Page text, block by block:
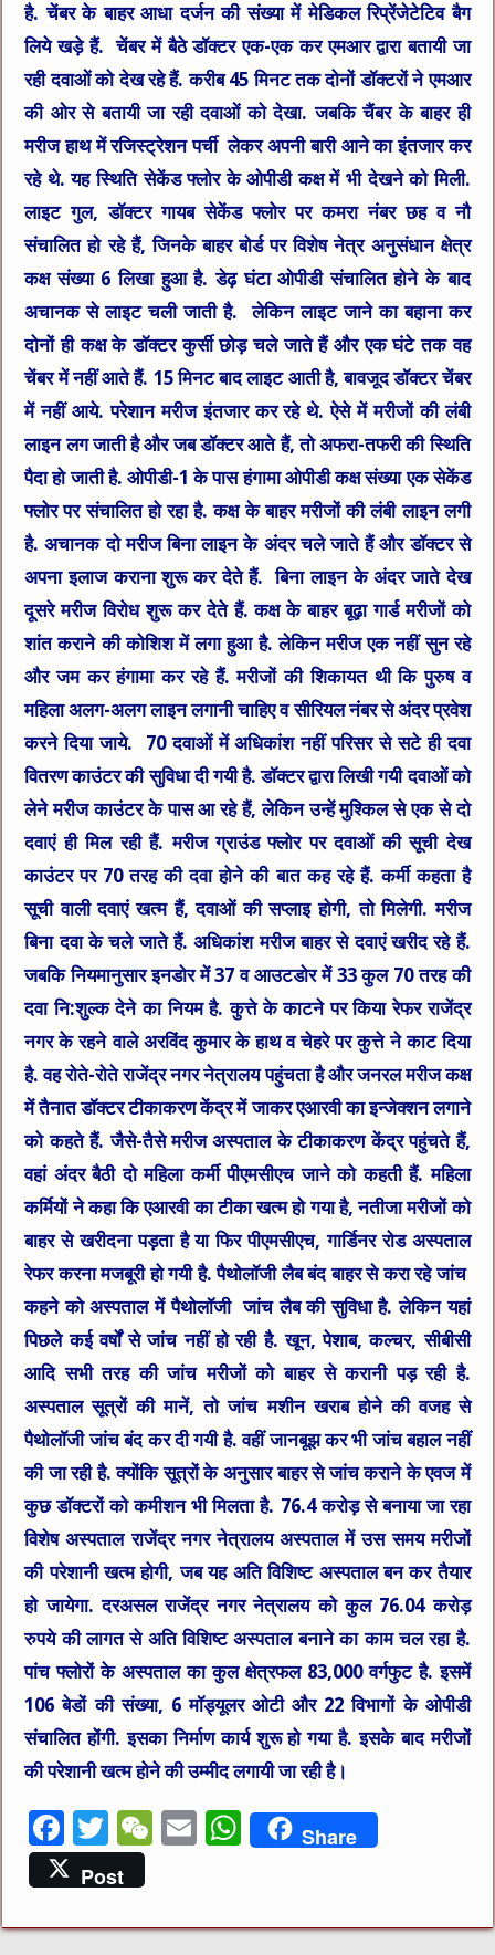
है. चेंबर के बाहर आधा दर्जन की संख्या में मेडिकल रिप्रेंजेटेटिव बैग
लिये खड़े हैं. चेंबर में बैठे डॉक्टर एक-एक कर एमआर द्वारा बतायी जा
रही दवाओं को देख रहे हैं. करीब 45 मिनट तक दोनों डॉक्टरों ने एमआर
की ओर से बतायी जा रही दवाओं को देखा. जबकि चैंबर के बाहर ही
मरीज हाथ में रजिस्ट्रेशन पर्ची लेकर अपनी बारी आने का इंतजार कर
रहे थे. यह स्थिति सेकेंड फ्लोर के ओपीडी कक्ष में भी देखने को मिली.
लाइट गुल, डॉक्टर गायब सेकेंड फ्लोर पर कमरा नंबर छह व नौ
संचालित हो रहे हैं, जिनके बाहर बोर्ड पर विशेष नेत्र अनुसंधान क्षेत्र
कक्ष संख्या 6 लिखा हुआ है. डेढ़ घंटा ओपीडी संचालित होने के बाद
अचानक से लाइट चली जाती है. लेकिन लाइट जाने का बहाना कर
दोनों ही कक्ष के डॉक्टर कुर्सी छोड़ चले जाते हैं और एक घंटे तक वह
चेंबर में नहीं आते हैं. 15 मिनट बाद लाइट आती है, बावजूद डॉक्टर चेंबर
में नहीं आये. परेशान मरीज इंतजार कर रहे थे. ऐसे में मरीजों की लंबी
लाइन लग जाती है और जब डॉक्टर आते हैं, तो अफरा-तफरी की स्थिति
पैदा हो जाती है. ओपीडी-1 के पास हंगामा ओपीडी कक्ष संख्या एक सेकेंड
फ्लोर पर संचालित हो रहा है. कक्ष के बाहर मरीजों की लंबी लाइन लगी
है. अचानक दो मरीज बिना लाइन के अंदर चले जाते हैं और डॉक्टर से
अपना इलाज कराना शुरू कर देते हैं. बिना लाइन के अंदर जाते देख
दूसरे मरीज विरोध शुरू कर देते हैं. कक्ष के बाहर बूढ़ा गार्ड मरीजों को
शांत कराने की कोशिश में लगा हुआ है. लेकिन मरीज एक नहीं सुन रहे
और जम कर हंगामा कर रहे हैं. मरीजों की शिकायत थी कि पुरुष व
महिला अलग-अलग लाइन लगानी चाहिए व सीरियल नंबर से अंदर प्रवेश
करने दिया जाये. 70 दवाओं में अधिकांश नहीं परिसर से सटे ही दवा
वितरण काउंटर की सुविधा दी गयी है. डॉक्टर द्वारा लिखी गयी दवाओं को
लेने मरीज काउंटर के पास आ रहे हैं, लेकिन उन्हें मुश्किल से एक से दो
दवाएं ही मिल रही हैं. मरीज ग्राउंड फ्लोर पर दवाओं की सूची देख
काउंटर पर 70 तरह की दवा होने की बात कह रहे हैं. कर्मी कहता है
सूची वाली दवाएं खत्म हैं, दवाओं की सप्लाइ होगी, तो मिलेगी. मरीज
बिना दवा के चले जाते हैं. अधिकांश मरीज बाहर से दवाएं खरीद रहे हैं.
जबकि नियमानुसार इनडोर में 37 व आउटडोर में 33 कुल 70 तरह की
दवा नि:शुल्क देने का नियम है. कुत्ते के काटने पर किया रेफर राजेंद्र
नगर के रहने वाले अरविंद कुमार के हाथ व चेहरे पर कुत्ते ने काट दिया
है. वह रोते-रोते राजेंद्र नगर नेत्रालय पहुंचता है और जनरल मरीज कक्ष
में तैनात डॉक्टर टीकाकरण केंद्र में जाकर एआरवी का इन्जेक्शन लगाने
को कहते हैं. जैसे-तैसे मरीज अस्पताल के टीकाकरण केंद्र पहुंचते हैं,
वहां अंदर बैठी दो महिला कर्मी पीएमसीएच जाने को कहती हैं. महिला
कर्मियों ने कहा कि एआरवी का टीका खत्म हो गया है, नतीजा मरीजों को
बाहर से खरीदना पड़ता है या फिर पीएमसीएच, गार्डिनर रोड अस्पताल
रेफर करना मजबूरी हो गयी है. पैथोलॉजी लैब बंद बाहर से करा रहे जांच
कहने को अस्पताल में पैथोलॉजी जांच लैब की सुविधा है. लेकिन यहां
पिछले कई वर्षों से जांच नहीं हो रही है. खून, पेशाब, कल्चर, सीबीसी
आदि सभी तरह की जांच मरीजों को बाहर से करानी पड़ रही है.
अस्पताल सूत्रों की मानें, तो जांच मशीन खराब होने की वजह से
पैथोलॉजी जांच बंद कर दी गयी है. वहीं जानबूझ कर भी जांच बहाल नहीं
की जा रही है. क्योंकि सूत्रों के अनुसार बाहर से जांच कराने के एवज में
कुछ डॉक्टरों को कमीशन भी मिलता है. 76.4 करोड़ से बनाया जा रहा
विशेष अस्पताल राजेंद्र नगर नेत्रालय अस्पताल में उस समय मरीजों
की परेशानी खत्म होगी, जब यह अति विशिष्ट अस्पताल बन कर तैयार
हो जायेगा. दरअसल राजेंद्र नगर नेत्रालय को कुल 76.04 करोड़
रुपये की लागत से अति विशिष्ट अस्पताल बनाने का काम चल रहा है.
पांच फ्लोरों के अस्पताल का कुल क्षेत्रफल 83,000 वर्गफुट है. इसमें
106 बेडों की संख्या, 6 मॉड्यूलर ओटी और 22 विभागों के ओपीडी
संचालित होंगी. इसका निर्माण कार्य शुरू हो गया है. इसके बाद मरीजों
की परेशानी खत्म होने की उम्मीद लगायी जा रही है।
F
a
c
e
T
w
it
te
W
h
E
l
W
s
Share
Post